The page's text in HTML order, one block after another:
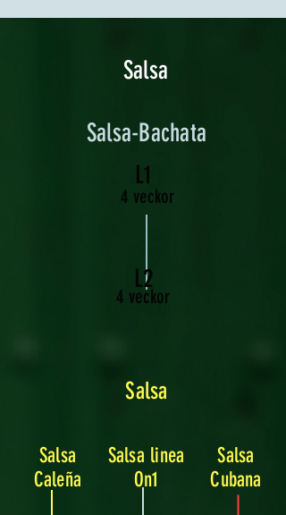
Salsa
Salsa-Bachata
L1
4 veckor
L2
4 veckor
Salsa
Salsa
Caleña
Salsa linea
On1
Salsa
Cubana